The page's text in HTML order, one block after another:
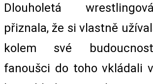
Dlouholetá
přiznala, že si vlastně
kolem své
fanoušci do toho vkládali